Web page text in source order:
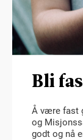
Bli
Å være fast
og
godt og nå